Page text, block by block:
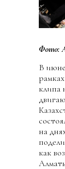
Фото:
В
клипа
на
как